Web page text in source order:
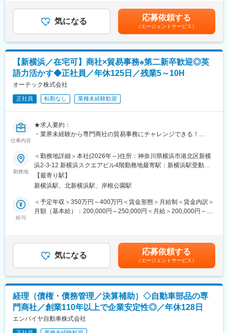
専門商社として、最先端の電子部品を提供し、自動車業界の発展
を支えています。業績拡大に伴い、海外メーカーとの取引や輸出
入業務を担う海外業務課の体制強化のため増員募集を行います。
当社は現在、海外顧客との取引拡大に伴い業務体制の強化を進め
ているフェーズです。
整った仕組みの中で業務を行うというよりも、より良い運用を考
えながら体制をつくっていく段階にあります。
部署単位ではなく、会社全体の視点で物事を捉え、トラブルや課
題に対して「誰の責任か」ではなく「どうすればより良くなる
か」を考えられる方と一緒に働きたいと考えています。
変更の範囲：会社の定める業務
・顧客工場への訪問（週2回ほど）による書類提出・押印対応
・富士営業所の庶務業務
・本社との連携業務（会議対応等）
富士営業所は計5名で構成されており、20代～60代まで幅広く在
籍しております。
■就業スタイル
・年間休日122日（土日）※祝日は出勤日ですが有給奨励日となり
・フルフレックスタイム制（コアタイムなし、5:00～22:00）
・在宅勤務制度（週1日※育児、介護要員であれば週4日可）
・平均勤続年数：12.6年
・平均有給休暇取得日数：19.5日（2025年度／入社日より17日付
■企業情報
自動車関連の専門商社として、自動車部品、完成車、原材料・資
材等の輸出入、三国間貿易、国内取引、マーケティングを行って
に必要な原材料や資材、燃料、完成車両等のバリューチェーンの
端から端までの間、当社のビジネスは 一気通貫で行っています。
収には20h/月の残業手当分を含みます。賃金はあくまでも目安の
金額であり、選考を通じて上下する可能性があります。月給(月額)
は固定手当を含めた表記です。
気になる 応募依頼する
（エージェントサービス）
【新横浜／在宅可】商社×貿易事務※第二新卒歓迎◎英
語力活かす◆正社員／年休125日／残業5～10H
オーテック株式会社
正社員 転勤なし 業種未経験歓迎
仕事内容
★求人要約：
・業界未経験から専門商社の貿易事務にチャレンジできる！
・自動車のEV化やAI普及に伴い、業績伸長中！
■具体的な業務内容：
・受発注処理
・納期調整～出荷手配
・輸出書類準備
・見積作成補佐
・社内システムへのマスターデータ登録
的に発生します。
■配属組織：
■当社の働き方：
・残業月5～10h程／年間休日125日／土日祝休み
・在宅週1日（育児中の方は最大週2日可能）
勤務地
＜勤務地詳細＞本社(2026年～)住所：神奈川県横浜市港北区新横
浜2-3-12 新横浜スクエアビル4階勤務地最寄駅：新横浜駅受動喫
煙対策：敷地内全面禁煙変更の範囲：会社の定める事業所（リモ
ートワーク含む）
【最寄り駅】
新横浜駅、北新横浜駅、岸根公園駅
給与
＜予定年収＞350万円～400万円＜賃金形態＞月給制＜賃金内訳＞
月額（基本給）：200,000円～250,000円＜月給＞200,000円～
賃金はあくまでも目安の金額であり、選考を通じて上下する可能
性があります。月給(月額)は固定手当を含めた表記です。
気になる 応募依頼する
（エージェントサービス）
経理（債権・債務管理／決算補助）◇自動車部品の専
門商社／創業110年以上で企業安定性◎／年休128日
エンパイヤ自動車株式会社